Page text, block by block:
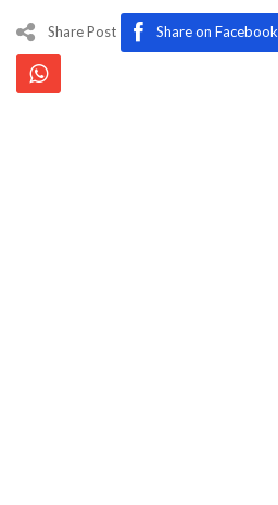
Share Post Share on Facebook